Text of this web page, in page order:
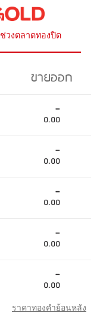
วงตลาดทองปิด
ขายออก
-
0.00
-
0.00
-
0.00
-
0.00
-
0.00
ราคาทองคำย้อนหลัง